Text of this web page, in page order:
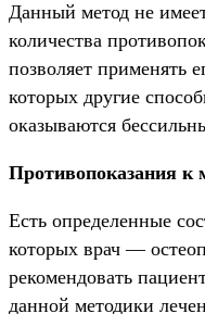
Данный метод не
количества
позволяет применять
которых другие
оказываются
Противопоказания к
Есть определенные
которых врач —
рекомендовать
данной методики